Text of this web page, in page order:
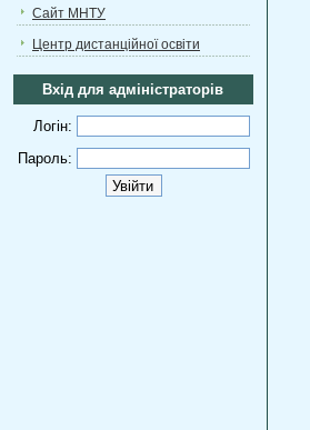
Сайт МНТУ
Центр дистанційної освіти
Вхід для адміністраторів
Логін:
Пароль: